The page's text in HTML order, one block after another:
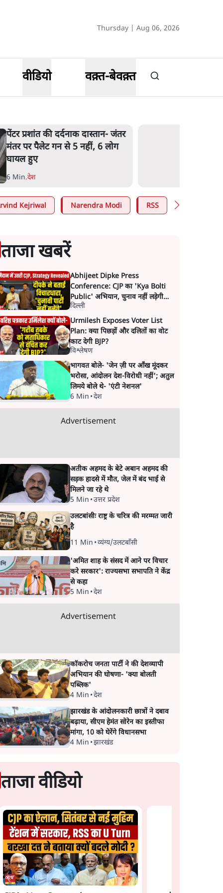
Thursday | Aug 06, 2026
वीडियो वक़्त-बेवक़्त
पेंटर प्रशांत की दर्दनाक दास्तान- जंतर
मंतर पर पैलेट गन से 5 नहीं, 6 लोग
घायल हुए
6 Min.देश
Kejriwal Narendra Modi RSS
ताजा खबरें
Abhijeet Dipke Press
Conference: CJP का 'Kya Bolti
Public' अभियान, चुनाव नहीं लड़ेगी
CJP!
दिल्ली
Urmilesh Exposes Voter List
Plan: क्या पिछड़ों और दलितों का वोट
काट देगी BJP?
विश्लेषण
भागवत बोले- 'जेन ज़ी पर आँख मूंदकर
भरोसा, आंदोलन देश-विरोधी नहीं'; अतुल
लिमये बोले थे- 'एंटी नेशनल'
6 Min •देश
Advertisement
अतीक अहमद के बेटे अबान अहमद की
सड़क हादसे में मौत, जेल में बंद भाई से
मिलने जा रहे थे
5 Min •उत्तर प्रदेश
उलटबांसीः राष्ट्र के चरित्र की मरम्मत जारी
है
11 Min •व्यंग्य/उलटबाँसी
'अमित शाह के संसद में आने पर विचार
करे सरकार': राज्यसभा सभापति ने केंद्र
से कहा
5 Min •देश
Advertisement
कॉकरोच जनता पार्टी ने की देशव्यापी
अभियान की घोषणा- 'क्या बोलती
पब्लिक'
4 Min •देश
झारखंड के आंदोलनकारी छात्रों ने दबाव
बढ़ाया, सीएम हेमंत सोरेन का इस्तीफा
मांगा, 10 को घेरेंगे विधानसभा
4 Min •झारखंड
ताजा वीडियो